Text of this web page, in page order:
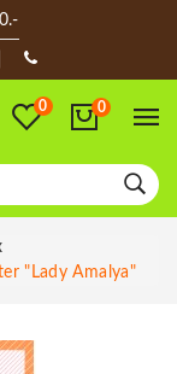
0 0
"Lady Amalya"